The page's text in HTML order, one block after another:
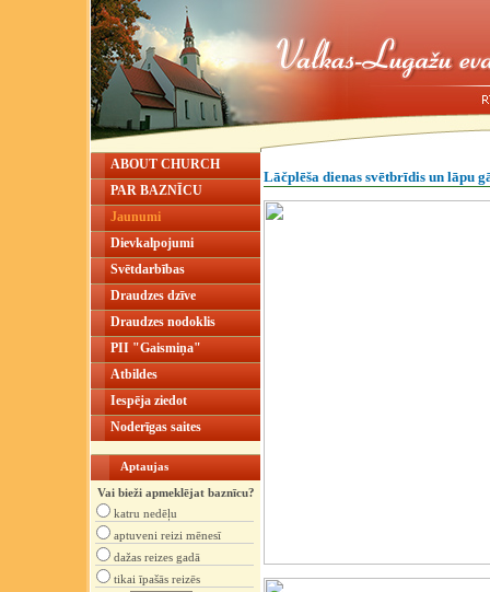
ABOUT CHURCH
PAR BAZNĪCU
Jaunumi
Dievkalpojumi
Svētdarbības
Draudzes dzīve
Draudzes nodoklis
PII "Gaismiņa"
Atbildes
Iespēja ziedot
Noderīgas saites
Aptaujas
Vai bieži apmeklējat baznīcu?
katru nedēļu
aptuveni reizi mēnesī
dažas reizes gadā
tikai īpašās reizēs
Lāčplēša dienas svētbrīdis un lāpu